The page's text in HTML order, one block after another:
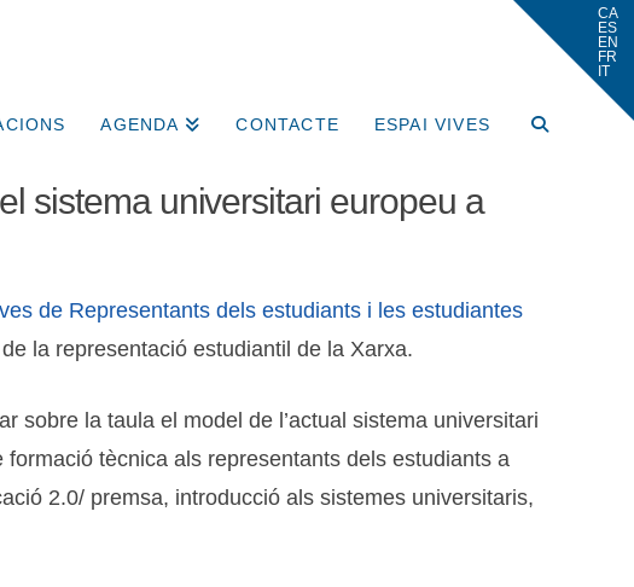
AGENDA CONTACTE ESPAI VIVES
sistema universitari europeu a
de Representants dels estudiants i les estudiantes
la representació estudiantil de la Xarxa.
sobre la taula el model de l’actual sistema universitari
tècnica als representants dels estudiants a
2.0/ premsa, introducció als sistemes universitaris,